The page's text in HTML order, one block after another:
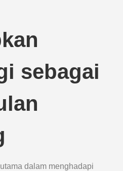
sebagai
dalam menghadapi